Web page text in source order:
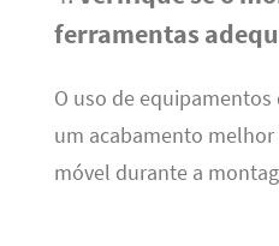
ferramentas
O uso de
um acabamento melhor
móvel durante a